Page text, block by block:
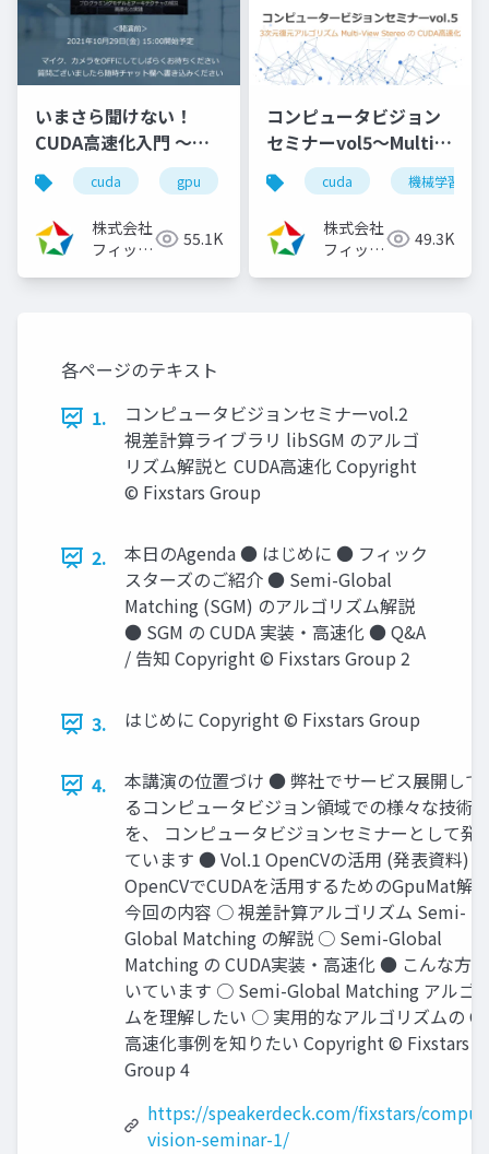
いまさら聞けない！
CUDA高速化入門 ～プ
ログラミングモデルと
アーキテクチャの解
説、高速化の実践～
（2021/10/29）
cuda gpu cuda高速化 高速化シリーズ
株式会社
フィック
55.1K
コンピュータビジョン
セミナーvol5～Multi-
View StereoのCUDA
高速化～（2024/8/7)
cuda 機械学習
株式会社
フィック
49.3K
各ページのテキスト
1.
コンピュータビジョンセミナーvol.2
視差計算ライブラリ libSGM のアルゴ
リズム解説と CUDA高速化 Copyright
© Fixstars Group
2.
本日のAgenda ● はじめに ● フィック
スターズのご紹介 ● Semi-Global
Matching (SGM) のアルゴリズム解説
● SGM の CUDA 実装・高速化 ● Q&A
/ 告知 Copyright © Fixstars Group 2
3. はじめに Copyright © Fixstars Group
4.
本講演の位置づけ ● 弊社でサービス展開して
るコンピュータビジョン領域での様々な技術
を、 コンピュータビジョンセミナーとして発
ています ● Vol.1 OpenCVの活用 (発表資料)
OpenCVでCUDAを活用するためのGpuMat解
今回の内容 ○ 視差計算アルゴリズム Semi-
Global Matching の解説 ○ Semi-Global
Matching の CUDA実装・高速化 ● こんな方
いています ○ Semi-Global Matching アルゴ
ムを理解したい ○ 実用的なアルゴリズムの
高速化事例を知りたい Copyright © Fixstars
Group 4
https://speakerdeck.com/fixstars/
vision-seminar-1/